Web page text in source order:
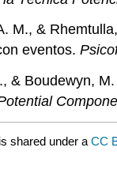
M., &
eventos.
& Boudewyn,
is shared under a CC